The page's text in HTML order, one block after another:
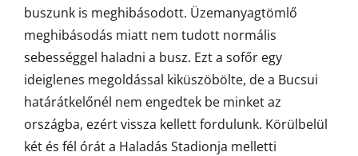
buszunk is meghibásodott. Üzemanyagtömlő
meghibásodás miatt nem tudott normális
sebességgel haladni a busz. Ezt a sofőr egy
ideiglenes megoldással kiküszöbölte, de a Bucsui
határátkelőnél nem engedtek be minket az
országba, ezért vissza kellett fordulunk. Körülbelül
két és fél órát a Haladás Stadionja melletti